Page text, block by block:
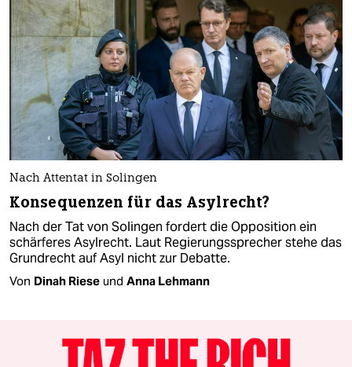
Nach Attentat in Solingen
Konsequenzen für das Asylrecht?
Nach der Tat von Solingen fordert die Opposition ein
schärferes Asylrecht. Laut Regierungssprecher stehe das
Grundrecht auf Asyl nicht zur Debatte.
Von Dinah Riese und Anna Lehmann